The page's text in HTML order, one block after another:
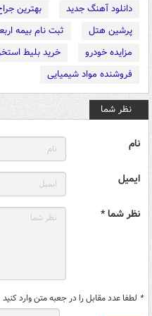
دانلود آهنگ جدید
بهترین
پرشین هتل
ثبت نام بیمه
مزایده خودرو
خرید بلیط
فروشنده مواد شیمیایی
نظر شما
نام
ایمیل
نظر شما *
* لطفا عدد مقابل را در جعبه متن وارد کنید